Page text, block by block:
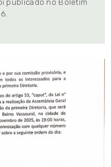
publicado no Boletim